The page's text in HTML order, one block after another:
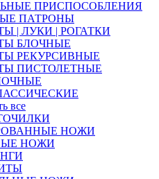
ПРИСПОСОБЛЕНИЯ
ПАТРОНЫ
| ЛУКИ | РОГАТКИ
БЛОЧНЫЕ
РЕКУРСИВНЫЕ
ПИСТОЛЕТНЫЕ
все
НОЖИ
НОЖИ